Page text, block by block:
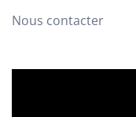
Nous contacter